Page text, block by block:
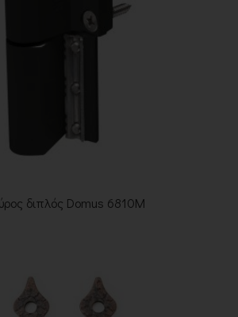
διπλός Domus 6810M